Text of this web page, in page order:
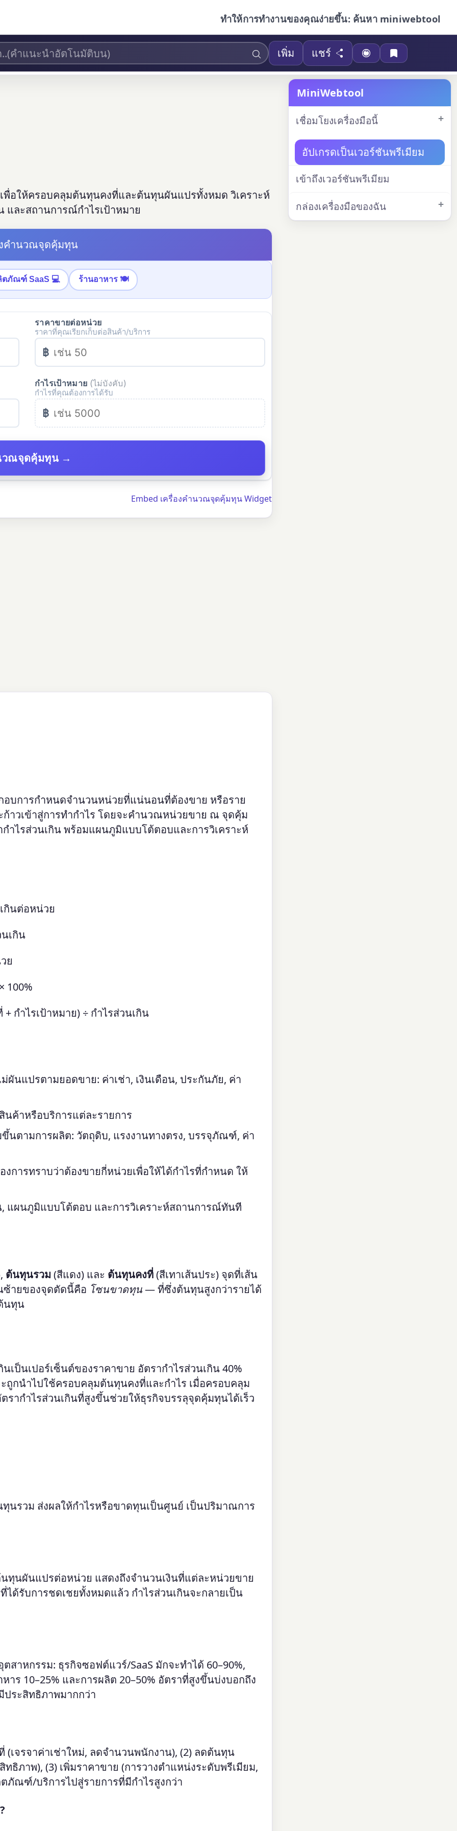
ทำให้การทำงานของคุณง่ายขึ้น: ค้นหา miniwebtool
เพิ่ม แชร์
อให้ครอบคลุมต้นทุนคงที่และต้นทุนผันแปรทั้งหมด วิเคราะห์
ละสถานการณ์กำไรเป้าหมาย
คำนวณจุดคุ้มทุน
ตภัณฑ์ SaaS 💻 ร้านอาหาร 🍽
ราคาขายต่อหน่วย
ราคาที่คุณเรียกเก็บต่อสินค้า/บริการ
฿
กำไรเป้าหมาย (ไม่บังคับ)
กำไรที่คุณต้องการได้รับ
฿
วณจุดคุ้มทุน →
Embed เครื่องคำนวณจุดคุ้มทุน Widget
บการกำหนดจำนวนหน่วยที่แน่นอนที่ต้องขาย หรือราย
าวเข้าสู่การทำกำไร โดยจะคำนวณหน่วยขาย ณ จุดคุ้ม
ำไรส่วนเกิน พร้อมแผนภูมิแบบโต้ตอบและการวิเคราะห์
กินต่อหน่วย
เกิน
ย
100%
กำไรเป้าหมาย) ÷ กำไรส่วนเกิน
นแปรตามยอดขาย: ค่าเช่า, เงินเดือน, ประกันภัย, ค่า
าหรือบริการแต่ละรายการ
ตามการผลิต: วัตถุดิบ, แรงงานทางตรง, บรรจุภัณฑ์, ค่า
ารทราบว่าต้องขายกี่หน่วยเพื่อให้ได้กำไรที่กำหนด ให้
แผนภูมิแบบโต้ตอบ และการวิเคราะห์สถานการณ์ทันที
ต้นทุนรวม (สีแดง) และ ต้นทุนคงที่(สีเทาเส้นประ) จุดที่เส้น
ายของจุดตัดนี้คือ โซนขาดทุน— ที่ซึ่งต้นทุนสูงกว่ารายได้
นทุน
เป็นเปอร์เซ็นต์ของราคาขาย อัตรากำไรส่วนเกิน 40%
ถูกนำไปใช้ครอบคลุมต้นทุนคงที่และกำไร เมื่อครอบคลุม
ากำไรส่วนเกินที่สูงขึ้นช่วยให้ธุรกิจบรรลุจุดคุ้มทุนได้เร็ว
นรวม ส่งผลให้กำไรหรือขาดทุนเป็นศูนย์ เป็นปริมาณการ
ทุนผันแปรต่อหน่วย แสดงถึงจำนวนเงินที่แต่ละหน่วยขาย
ด้รับการชดเชยทั้งหมดแล้ว กำไรส่วนเกินจะกลายเป็น
าหกรรม: ธุรกิจซอฟต์แวร์/SaaS มักจะทำได้ 60–90%,
าร 10–25% และการผลิต 20–50% อัตราที่สูงขึ้นบ่งบอกถึง
ระสิทธิภาพมากกว่า
จรจาค่าเช่าใหม่, ลดจำนวนพนักงาน), (2) ลดต้นทุน
ธิภาพ), (3) เพิ่มราคาขาย (การวางตำแหน่งระดับพรีเมียม,
ภัณฑ์/บริการไปสู่รายการที่มีกำไรสูงกว่า
MiniWebtool
เชื่อมโยงเครื่องมือนี้
อัปเกรดเป็นเวอร์ชันพรีเมียม
เข้าถึงเวอร์ชันพรีเมียม
กล่องเครื่องมือของฉัน